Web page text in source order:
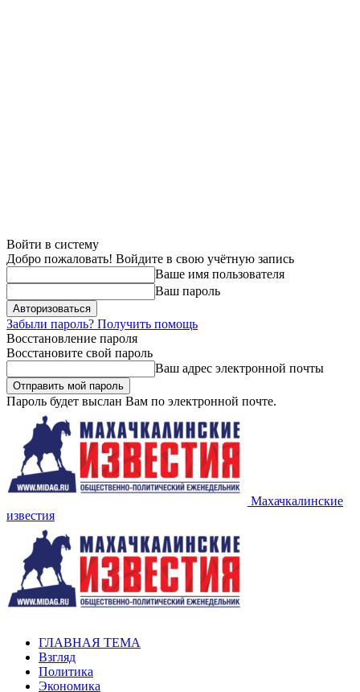
Войти в систему
Добро пожаловать! Войдите в свою учётную запись
Ваше имя пользователя
Ваш пароль
Забыли пароль? Получить помощь
Восстановление пароля
Восстановите свой пароль
Ваш адрес электронной почты
Пароль будет выслан Вам по электронной почте.
Махачкалинские
известия
ГЛАВНАЯ ТЕМА
Взгляд
Политика
Экономика